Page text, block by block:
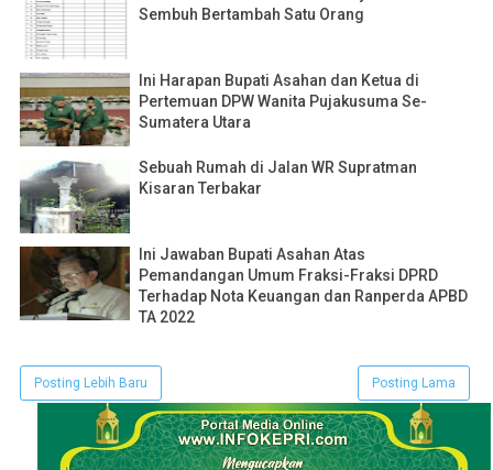
Sembuh Bertambah Satu Orang
Ini Harapan Bupati Asahan dan Ketua di
Pertemuan DPW Wanita Pujakusuma Se-
Sumatera Utara
Sebuah Rumah di Jalan WR Supratman
Kisaran Terbakar
Ini Jawaban Bupati Asahan Atas
Pemandangan Umum Fraksi-Fraksi DPRD
Terhadap Nota Keuangan dan Ranperda APBD
TA 2022
Posting Lebih Baru Posting Lama